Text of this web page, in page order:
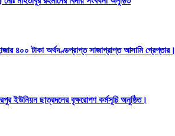
৪০০ টাকা অর্থদণ্ডপ্রাপ্ত সাজাপ্রাপ্ত আসামি গ্রেপ্তার।
ইউনিয়ন ছাত্রদলের বৃক্ষরোপণ কর্মসূচি অনুষ্ঠিত।